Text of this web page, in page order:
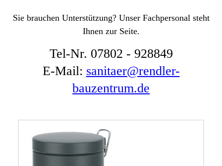
Sie brauchen Unterstützung? Unser Fachpersonal steht
Ihnen zur Seite.
Tel-Nr. 07802 - 928849
E-Mail: sanitaer@rendler-
bauzentrum.de